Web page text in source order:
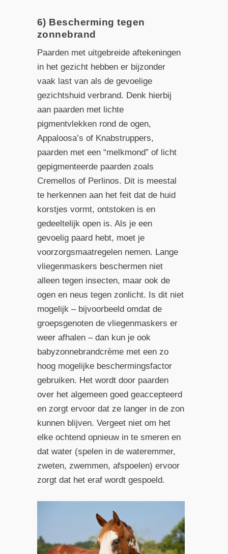
6) Bescherming tegen
zonnebrand
Paarden met uitgebreide aftekeningen
in het gezicht hebben er bijzonder
vaak last van als de gevoelige
gezichtshuid verbrand. Denk hierbij
aan paarden met lichte
pigmentvlekken rond de ogen,
Appaloosa’s of Knabstruppers,
paarden met een “melkmond” of licht
gepigmenteerde paarden zoals
Cremellos of Perlinos. Dit is meestal
te herkennen aan het feit dat de huid
korstjes vormt, ontstoken is en
gedeeltelijk open is. Als je een
gevoelig paard hebt, moet je
voorzorgsmaatregelen nemen. Lange
vliegenmaskers beschermen niet
alleen tegen insecten, maar ook de
ogen en neus tegen zonlicht. Is dit niet
mogelijk – bijvoorbeeld omdat de
groepsgenoten de vliegenmaskers er
weer afhalen – dan kun je ook
babyzonnebrandcrème met een zo
hoog mogelijke beschermingsfactor
gebruiken. Het wordt door paarden
over het algemeen goed geaccepteerd
en zorgt ervoor dat ze langer in de zon
kunnen blijven. Vergeet niet om het
elke ochtend opnieuw in te smeren en
dat water (spelen in de wateremmer,
zweten, zwemmen, afspoelen) ervoor
zorgt dat het eraf wordt gespoeld.